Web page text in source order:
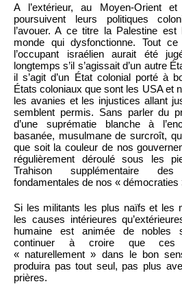
A l’extérieur, au Moyen-Orient
poursuivent leurs politiques
l’avouer. A ce titre la Palestine est
monde qui dysfonctionne. Tout
l’occupant israélien aurait été
longtemps s’il s’agissait d’un autre
il s’agit d’un État colonial porté à
États coloniaux que sont les USA et
les avanies et les injustices allant
semblent permis. Sans parler du
d’une suprématie blanche à
basanée, musulmane de surcroît,
que soit la couleur de nos
régulièrement déroulé sous les
Trahison supplémentaire
fondamentales de nos « démocraties
Si les militants les plus naïfs et les
les causes intérieures
humaine est animée de nobles
continuer à croire que ces
« naturellement » dans le bon
produira pas tout seul, pas plus
prières.